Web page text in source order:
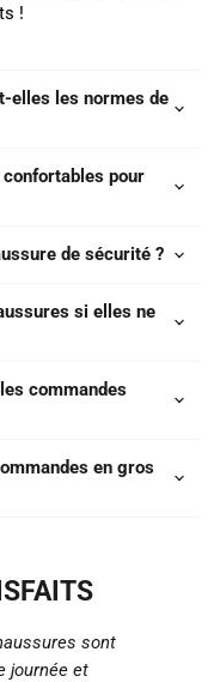
!
elles les normes de
pour
de sécurité ?
si elles ne
commandes
en gros
sont
journée et